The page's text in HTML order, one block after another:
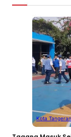
Kota